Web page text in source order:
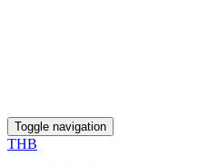
Toggle navigation
THB